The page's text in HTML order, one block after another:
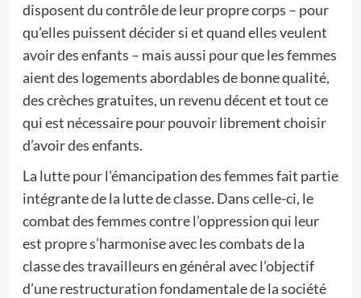
disposent du contrôle de leur propre corps – pour
qu’elles puissent décider si et quand elles veulent
avoir des enfants – mais aussi pour que les femmes
aient des logements abordables de bonne qualité,
des crèches gratuites, un revenu décent et tout ce
qui est nécessaire pour pouvoir librement choisir
d’avoir des enfants.
La lutte pour l’émancipation des femmes fait partie
intégrante de la lutte de classe. Dans celle-ci, le
combat des femmes contre l’oppression qui leur
est propre s’harmonise avec les combats de la
classe des travailleurs en général avec l’objectif
d’une restructuration fondamentale de la société